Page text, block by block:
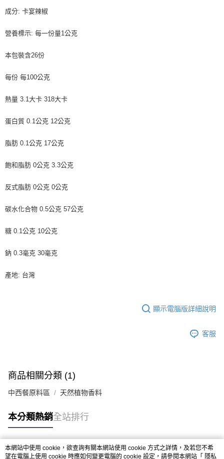
成分: 卡宴辣椒
營養標示: 每一份量1公克
本包裝含26份
每份 每100公克
熱量 3.1大卡 318大卡
蛋白質 0.1公克 12公克
脂肪 0.1公克 17公克
飽和脂肪 0公克 3.3公克
反式脂肪 0公克 0公克
碳水化合物 0.5公克 57公克
糖 0.1公克 10公克
鈉 0.3毫克 30毫克
產地: 台灣
顯示電腦版詳細說明
客服
商品相關分類 (1)
中西餐原料區 天然植物香料
本分類熱銷全站排行
熱門標籤
本網站中使用 cookie，欲查詢有關本網站使用 cookie 方式之詳情，及若您不希
望在電腦上使用 cookie 時應如何變更電腦的 cookie 設定，請參閱本網站「 隱私